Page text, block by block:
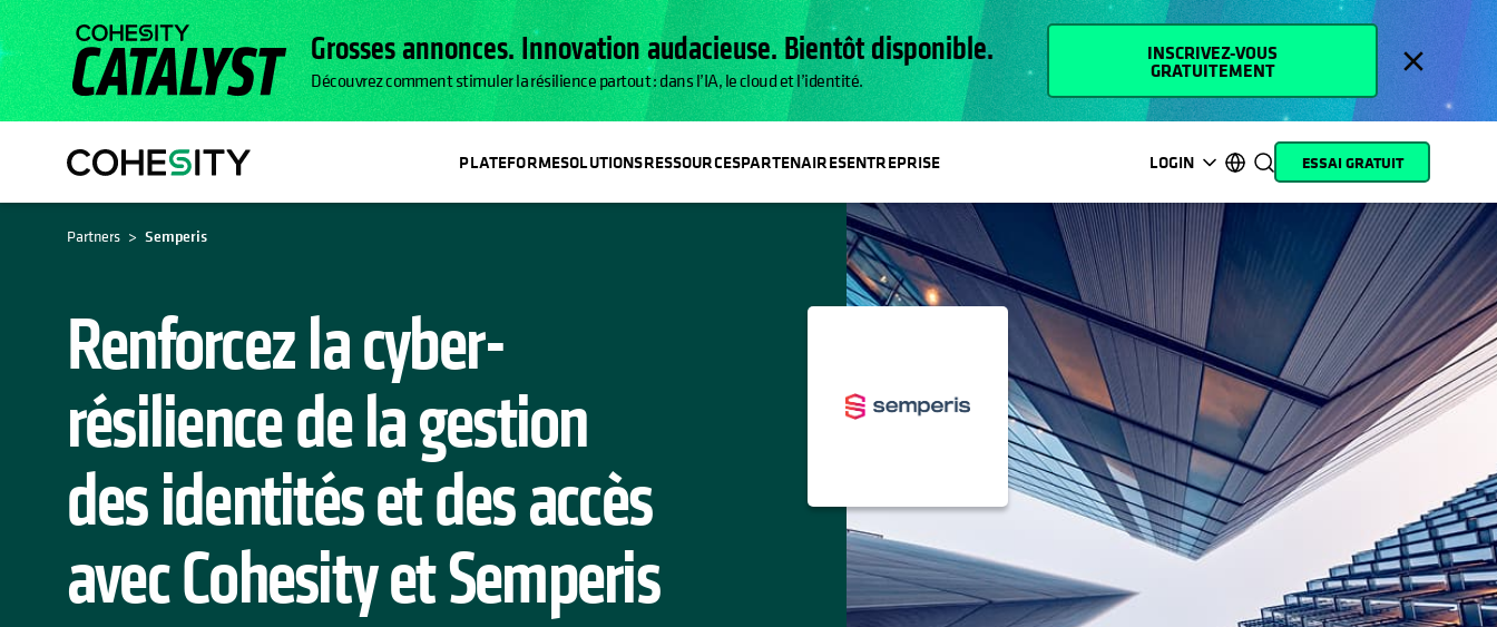
Grosses annonces. Innovation audacieuse. Bientôt disponible.
Découvrez comment stimuler la résilience partout : dans l’IA, le cloud et l’identité.
INSCRIVEZ-VOUS
GRATUITEMENT
PLATEFORMESOLUTIONSRESSOURCESPARTENAIRESENTREPRISE LOGIN
MyCohesity
s’ouvre dans un nouvel onglet
Helios
s’ouvre dans un nouvel onglet
Alta
s’ouvre dans un nouvel onglet
Assistance
s’ouvre dans un nouvel onglet
Documentation
produit
s’ouvre dans un nouvel onglet
Academy
s’ouvre dans un nouvel onglet
Cohesity
Community
s’ouvre dans un nouvel onglet
Partenaires
s’ouvre dans un nouvel onglet
Français
English (U.S.)
Deutsch (Germany)
日本語 (Japan)
Português (Brazil)
한국어 (South Korea)
Español (Spain)
ESSAI GRATUIT
Partners Semperis
Renforcez la cyber-
résilience de la gestion
des identités et des accès
avec Cohesity et Semperis